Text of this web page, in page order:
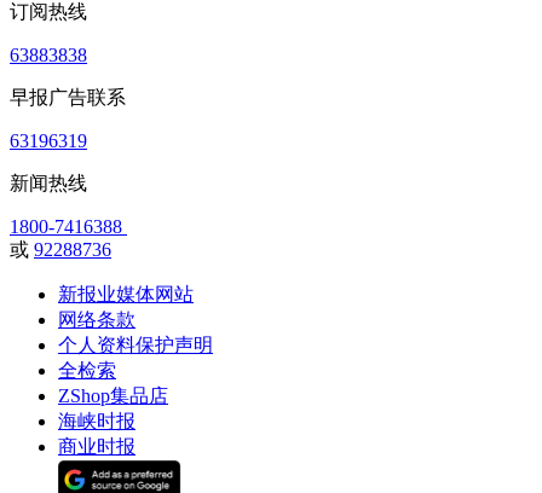
订阅热线
63883838
早报广告联系
63196319
新闻热线
1800-7416388
或 92288736
新报业媒体网站
网络条款
个人资料保护声明
全检索
ZShop集品店
海峡时报
商业时报